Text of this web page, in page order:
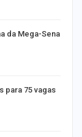
da Mega-Sena
para 75 vagas